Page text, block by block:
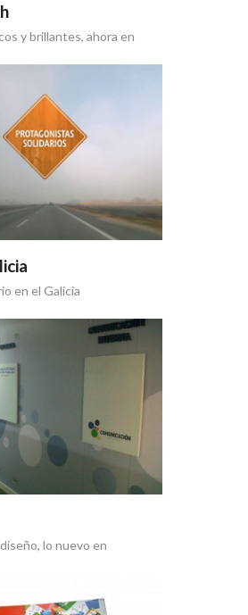
y brillantes, ahora en
en el Galicia
lo nuevo en